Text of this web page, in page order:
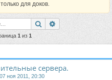
для доков.
Поиск
1 из 1
сервера.
07 ноя 2011, 20:30